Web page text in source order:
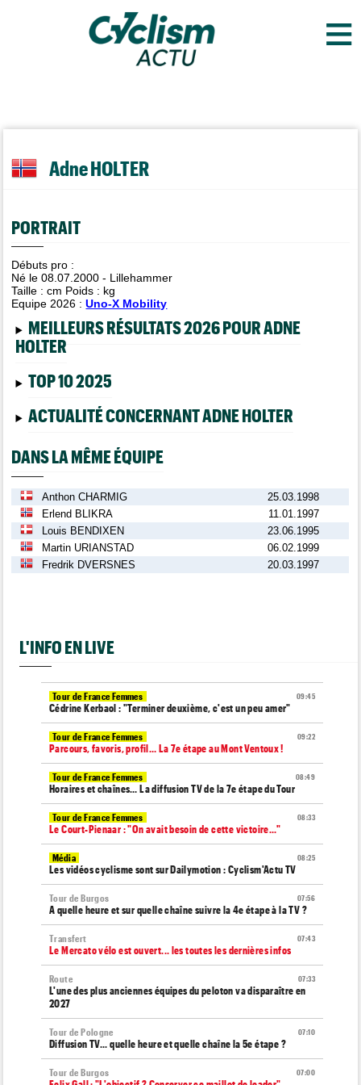
≡
Adne HOLTER
PORTRAIT
Débuts pro :
Né le 08.07.2000 - Lillehammer
Taille :cm Poids : kg
Equipe 2026 :Uno-X Mobility
MEILLEURS RÉSULTATS 2026 POUR ADNE
HOLTER
TOP 10 2025
ACTUALITÉ CONCERNANT ADNE HOLTER
DANS LA MÊME ÉQUIPE
Anthon CHARMIG
25.03.1998
Erlend BLIKRA
11.01.1997
Louis BENDIXEN
23.06.1995
Martin URIANSTAD
06.02.1999
Fredrik DVERSNES
20.03.1997
L'INFO EN LIVE
09:45
Tour de France Femmes
Cédrine Kerbaol : "Terminer deuxième, c'est un peu amer"
09:22
Tour de France Femmes
Parcours, favoris, profil… La 7e étape au Mont Ventoux !
08:49
Tour de France Femmes
Horaires et chaînes… La diffusion TV de la 7e étape du Tour
08:33
Tour de France Femmes
Le Court-Pienaar : "On avait besoin de cette victoire..."
08:25
Média
Les vidéos cyclisme sont sur Dailymotion : Cyclism'Actu TV
07:56
Tour de Burgos
A quelle heure et sur quelle chaîne suivre la 4e étape à la TV ?
07:43
Transfert
Le Mercato vélo est ouvert... les toutes les dernières infos
07:33
Route
L'une des plus anciennes équipes du peloton va disparaître en
2027
07:10
Tour de Pologne
Diffusion TV... quelle heure et quelle chaîne la 5e étape ?
07:00
Tour de Burgos